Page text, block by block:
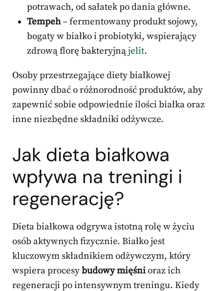
potrawach, od sałatek po dania główne.
Tempeh– fermentowany produkt sojowy,
bogaty w białko i probiotyki, wspierający
zdrową florę bakteryjnąjelit.
Osoby przestrzegające diety białkowej
powinny dbać o różnorodność produktów, aby
zapewnić sobie odpowiednie ilości białka oraz
inne niezbędne składniki odżywcze.
Jak dieta białkowa
wpływa na treningi i
regenerację?
Dieta białkowa odgrywa istotną rolę w życiu
osób aktywnych fizycznie. Białko jest
kluczowym składnikiem odżywczym, który
wspiera procesybudowy mięśnioraz ich
regeneracji po intensywnym treningu. Kiedy